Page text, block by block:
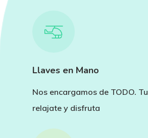
Llaves en Mano
Nos encargamos de TODO. Tu
relajate y disfruta